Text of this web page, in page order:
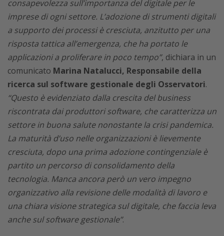
consapevolezza sull’importanza del digitale per le
imprese di ogni settore. L’adozione di strumenti digitali
a supporto dei processi è cresciuta, anzitutto per una
risposta tattica all’emergenza, che ha portato le
applicazioni a proliferare in poco tempo”, dichiara in un
comunicato Marina Natalucci, Responsabile della
ricerca sul software gestionale degli Osservatori.
“Questo è evidenziato dalla crescita del business
riscontrata dai produttori software, che caratterizza un
settore in buona salute nonostante la crisi pandemica.
La maturità d’uso nelle organizzazioni è lievemente
cresciuta, dopo una prima adozione contingenziale è
partito un percorso di consolidamento della
tecnologia. Manca ancora però un vero impegno
organizzativo alla revisione delle modalità di lavoro e
una chiara visione strategica sul digitale, che faccia leva
anche sul software gestionale”.